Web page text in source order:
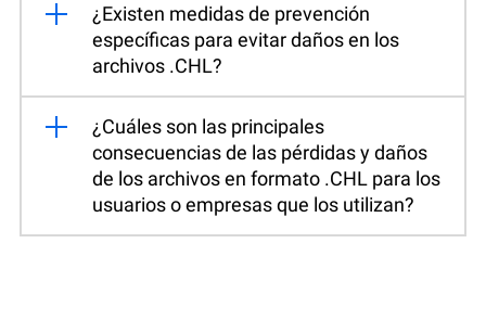
¿Existen medidas de prevención
específicas para evitar daños en los
archivos .CHL?
¿Cuáles son las principales
consecuencias de las pérdidas y daños
de los archivos en formato .CHL para los
usuarios o empresas que los utilizan?